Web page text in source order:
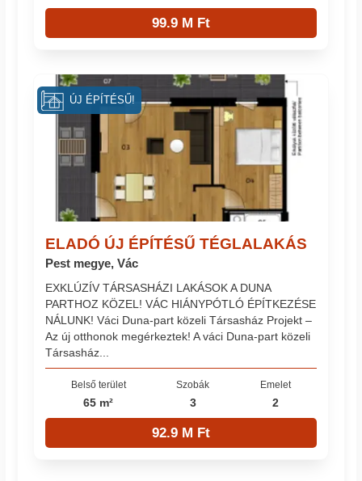
99.9 M Ft
ELADÓ ÚJ ÉPÍTÉSŰ TÉGLALAKÁS
Pest megye, Vác
EXKLÚZÍV TÁRSASHÁZI LAKÁSOK A DUNA
PARTHOZ KÖZEL! VÁC HIÁNYPÓTLÓ ÉPÍTKEZÉSE
NÁLUNK! Váci Duna-part közeli Társasház Projekt –
Az új otthonok megérkeztek! A váci Duna-part közeli
Társasház...
Belső terület
65 m²
Szobák
3
Emelet
2
92.9 M Ft
ÚJ ÉPÍTÉSŰ!